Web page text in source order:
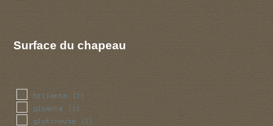
Surface du chapeau
brilante (1)
gluante (1)
glutineuse (1)